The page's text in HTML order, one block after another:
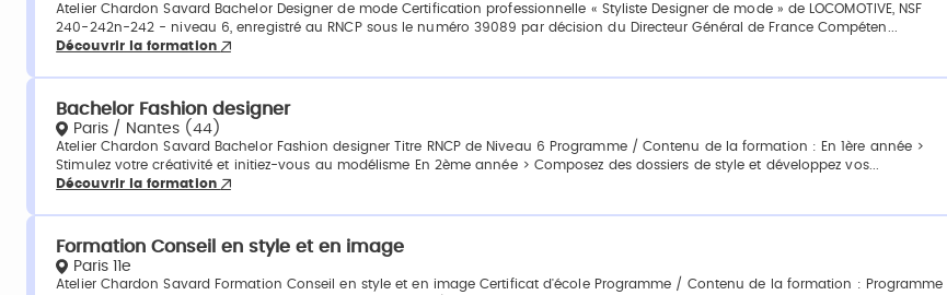
Atelier Chardon Savard Bachelor Designer de mode Certification professionnelle « Styliste Designer de mode » de LOCOMOTIVE, NSF
240-242n-242 - niveau 6, enregistré au RNCP sous le numéro 39089 par décision du Directeur Général de France Compéten...
Découvrir la formation
Bachelor Fashion designer
Paris / Nantes (44)
Atelier Chardon Savard Bachelor Fashion designer Titre RNCP de Niveau 6 Programme / Contenu de la formation : En 1ère année >
Stimulez votre créativité et initiez-vous au modélisme En 2ème année > Composez des dossiers de style et développez vos...
Découvrir la formation
Formation Conseil en style et en image
Paris 11e
Atelier Chardon Savard Formation Conseil en style et en image Certificat d'école Programme / Contenu de la formation : Programme